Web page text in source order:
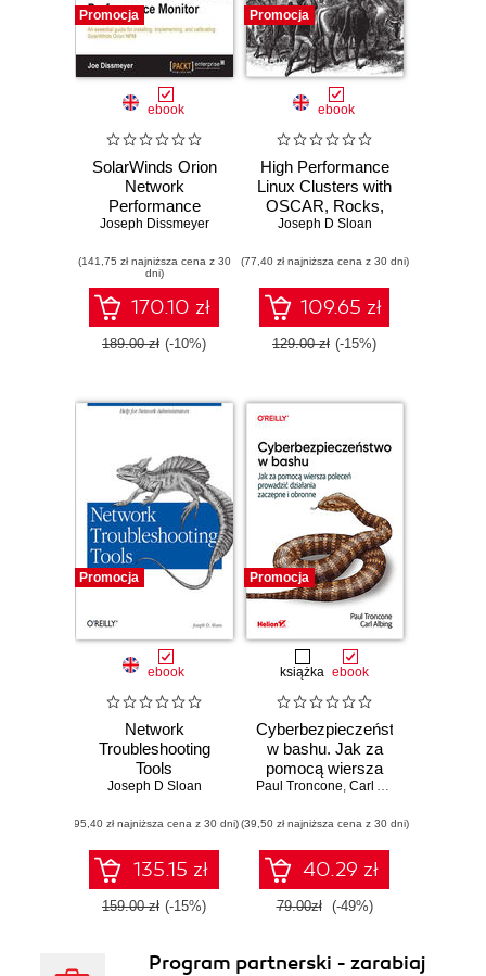
Promocja
ebook
SolarWinds Orion
Network
Performance
Monitor. An
installing,
implementing, and
calibrating
SolarWinds Orion
NPM
Joseph Dissmeyer
(141,75 zł najniższa cena z 30
dni)
170.10 zł
189.00 zł (-10%)
Promocja
ebook
High Performance
Linux Clusters with
OSCAR, Rocks,
OpenMosix, and
Joseph D Sloan
(77,40 zł najniższa cena z 30 dni)
109.65 zł
129.00 zł (-15%)
Promocja
ebook
Network
Troubleshooting
Tools
Joseph D Sloan
(95,40 zł najniższa cena z 30 dni)
135.15 zł
159.00 zł (-15%)
Promocja
książka ebook
Cyberbezpieczeństwo
w bashu. Jak za
pomocą wiersza
poleceń prowadzić
i obronne
Paul Troncone, Carl Albing Ph. D.
(39,50 zł najniższa cena z 30 dni)
40.29 zł
79.00zł (-49%)
Program partnerski - zarabiaj